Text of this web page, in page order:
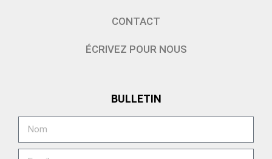
CONTACT
ÉCRIVEZ POUR NOUS
BULLETIN